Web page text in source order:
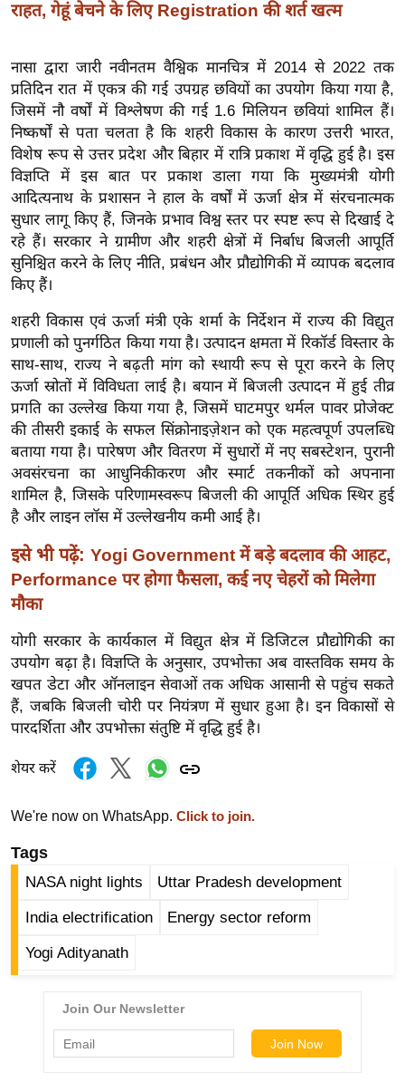
बे
सा
ल
श
ख्सि
य
त
यं
ग
इं
डि
या
सा
हि
त्य
ज
ग
त
ऑ
टो
र्ल्ड
न्यू
ज
ब्री
फ
म
नो
रं
न
ग
त
बॉ
वु
ड
राहत, गेहूं बेचने के लिए Registration की शर्त खत्म
नासा द्वारा जारी नवीनतम वैश्विक मानचित्र में 2014 से 2022 तक
प्रतिदिन रात में एकत्र की गई उपग्रह छवियों का उपयोग किया गया है,
जिसमें नौ वर्षों में विश्लेषण की गई 1.6 मिलियन छवियां शामिल हैं।
निष्कर्षों से पता चलता है कि शहरी विकास के कारण उत्तरी भारत,
विशेष रूप से उत्तर प्रदेश और बिहार में रात्रि प्रकाश में वृद्धि हुई है। इस
विज्ञप्ति में इस बात पर प्रकाश डाला गया कि मुख्यमंत्री योगी
आदित्यनाथ के प्रशासन ने हाल के वर्षों में ऊर्जा क्षेत्र में संरचनात्मक
सुधार लागू किए हैं, जिनके प्रभाव विश्व स्तर पर स्पष्ट रूप से दिखाई दे
रहे हैं। सरकार ने ग्रामीण और शहरी क्षेत्रों में निर्बाध बिजली आपूर्ति
सुनिश्चित करने के लिए नीति, प्रबंधन और प्रौद्योगिकी में व्यापक बदलाव
किए हैं।
शहरी विकास एवं ऊर्जा मंत्री एके शर्मा के निर्देशन में राज्य की विद्युत
प्रणाली को पुनर्गठित किया गया है। उत्पादन क्षमता में रिकॉर्ड विस्तार के
साथ-साथ, राज्य ने बढ़ती मांग को स्थायी रूप से पूरा करने के लिए
ऊर्जा स्रोतों में विविधता लाई है। बयान में बिजली उत्पादन में हुई तीव्र
प्रगति का उल्लेख किया गया है, जिसमें घाटमपुर थर्मल पावर प्रोजेक्ट
की तीसरी इकाई के सफल सिंक्रोनाइज़ेशन को एक महत्वपूर्ण उपलब्धि
बताया गया है। पारेषण और वितरण में सुधारों में नए सबस्टेशन, पुरानी
अवसंरचना का आधुनिकीकरण और स्मार्ट तकनीकों को अपनाना
शामिल है, जिसके परिणामस्वरूप बिजली की आपूर्ति अधिक स्थिर हुई
है और लाइन लॉस में उल्लेखनीय कमी आई है।
इसे भी पढ़ें: Yogi Government में बड़े बदलाव की आहट,
Performance पर होगा फैसला, कई नए चेहरों को मिलेगा
मौका
योगी सरकार के कार्यकाल में विद्युत क्षेत्र में डिजिटल प्रौद्योगिकी का
उपयोग बढ़ा है। विज्ञप्ति के अनुसार, उपभोक्ता अब वास्तविक समय के
खपत डेटा और ऑनलाइन सेवाओं तक अधिक आसानी से पहुंच सकते
हैं, जबकि बिजली चोरी पर नियंत्रण में सुधार हुआ है। इन विकासों से
पारदर्शिता और उपभोक्ता संतुष्टि में वृद्धि हुई है।
शेयर करें
We're now on WhatsApp. Click to join.
Tags
NASA night lights Uttar Pradesh development
India electrification Energy sector reform
Yogi Adityanath